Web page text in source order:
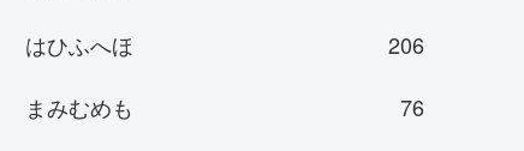
はひふへほ
206
まみむめも
76